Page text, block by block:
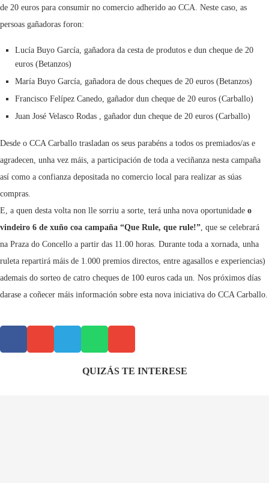
de 20 euros para consumir no comercio adherido ao CCA. Neste caso, as
persoas gañadoras foron:
Lucía Buyo García, gañadora da cesta de produtos e dun cheque de 20
euros (Betanzos)
María Buyo García, gañadora de dous cheques de 20 euros (Betanzos)
Francisco Felípez Canedo, gañador dun cheque de 20 euros (Carballo)
Juan José Velasco Rodas , gañador dun cheque de 20 euros (Carballo)
Desde o CCA Carballo trasladan os seus parabéns a todos os premiados/as e
agradecen, unha vez máis, a participación de toda a veciñanza nesta campaña
así como a confianza depositada no comercio local para realizar as súas
compras.
E, a quen desta volta non lle sorriu a sorte, terá unha nova oportunidade o
vindeiro 6 de xuño coa campaña “Que Rule, que rule!” , que se celebrará
na Praza do Concello a partir das 11.00 horas. Durante toda a xornada, unha
ruleta repartirá máis de 1.000 premios directos, entre agasallos e experiencias)
ademais do sorteo de catro cheques de 100 euros cada un. Nos próximos días
darase a coñecer máis información sobre esta nova iniciativa do CCA Carballo.
QUIZÁS TE INTERESE